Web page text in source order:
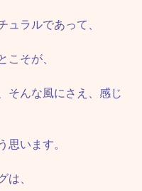
ラルであって、
そが、
そんな風にさえ、感じ
思います。
、